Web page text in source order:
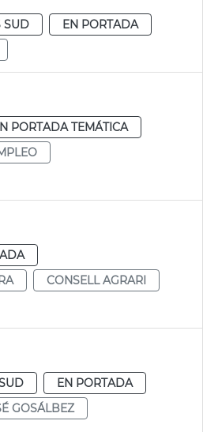
SUD
EN PORTADA
PORTADA TEMÁTICA
CONSELL AGRARI
EN PORTADA
GOSÁLBEZ